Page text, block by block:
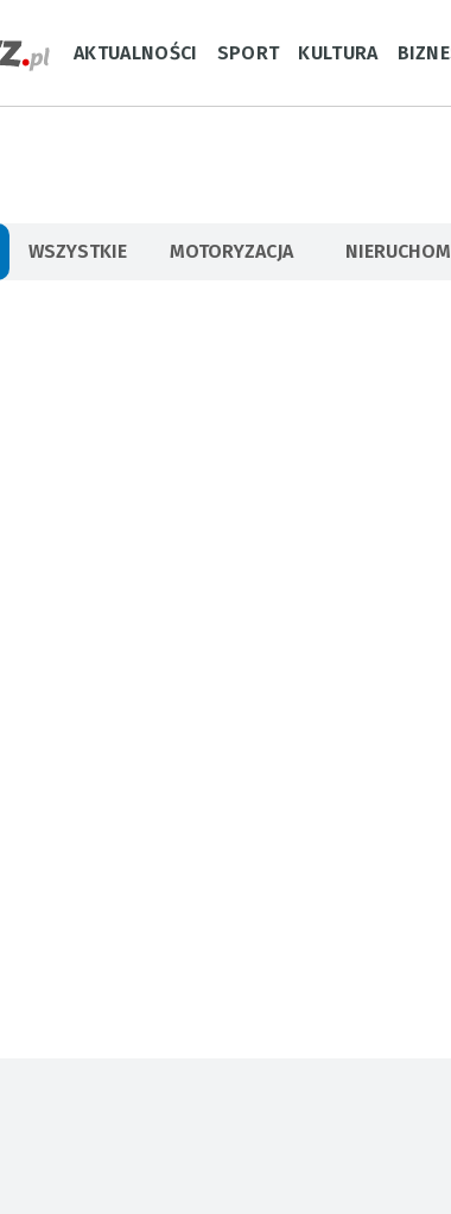
AKTUALNOŚCI SPORT KULTURA
WSZYSTKIE MOTORYZACJA